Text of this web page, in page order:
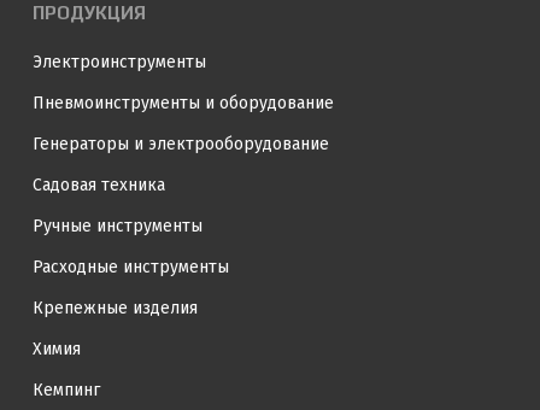
ПРОДУКЦИЯ
Электроинструменты
Пневмоинструменты и оборудование
Генераторы и электрооборудование
Садовая техника
Ручные инструменты
Расходные инструменты
Крепежные изделия
Химия
Кемпинг